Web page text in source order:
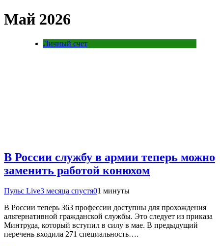
Май 2026
Личный счет
В России службу в армии теперь можно
заменить работой конюхом
Пульс Live3 месяца спустя01 минуты
В России теперь 363 профессии доступны для прохождения
альтернативной гражданской службы. Это следует из приказа
Минтруда, который вступил в силу в мае. В предыдущий
перечень входила 271 специальность….